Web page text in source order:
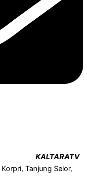
KALTARATV
Tanjung Selor,